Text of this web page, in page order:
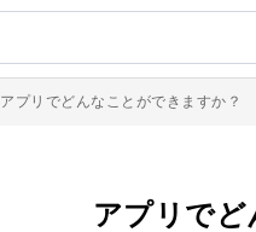
アプリでどんなことができますか？
アプリでど